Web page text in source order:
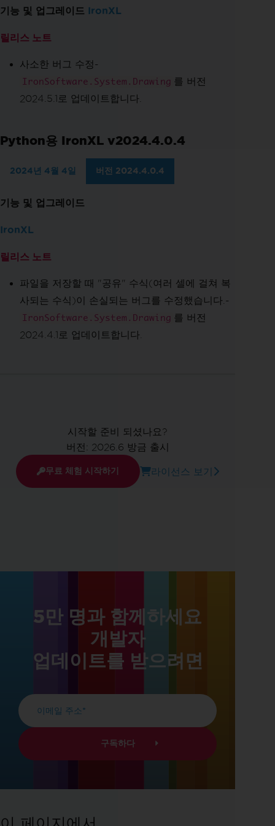
기능 및 업그레이드 IronXL
릴리스 노트
사소한 버그 수정-
IronSoftware.System.Drawing 를 버전
2024.5.1로 업데이트합니다.
Python용 IronXL v2024.4.0.4
2024년 4월 4일 버전 2024.4.0.4
기능 및 업그레이드
IronXL
릴리스 노트
파일을 저장할 때 "공유" 수식(여러 셀에 걸쳐 복
사되는 수식)이 손실되는 버그를 수정했습니다.-
IronSoftware.System.Drawing 를 버전
2024.4.1로 업데이트합니다.
시작할 준비 되셨나요?
버전: 2026.6 방금 출시
무료 체험 시작하기 라이선스 보기
5만 명과 함께하세요
개발자
업데이트를 받으려면